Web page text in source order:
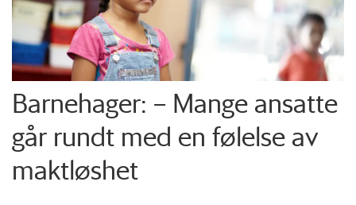
Barnehager: – Mange ansatte
går rundt med en følelse av
maktløshet